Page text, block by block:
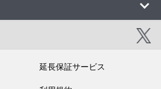
延長保証サービス